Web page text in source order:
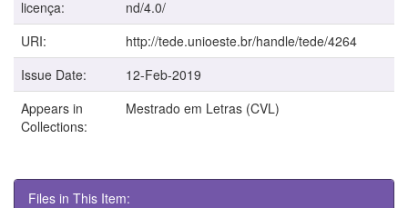
licença:
nd/4.0/
URI:
http://tede.unioeste.br/handle/tede/4264
Issue Date:
12-Feb-2019
Appears in
Collections:
Mestrado em Letras (CVL)
Files in This Item: